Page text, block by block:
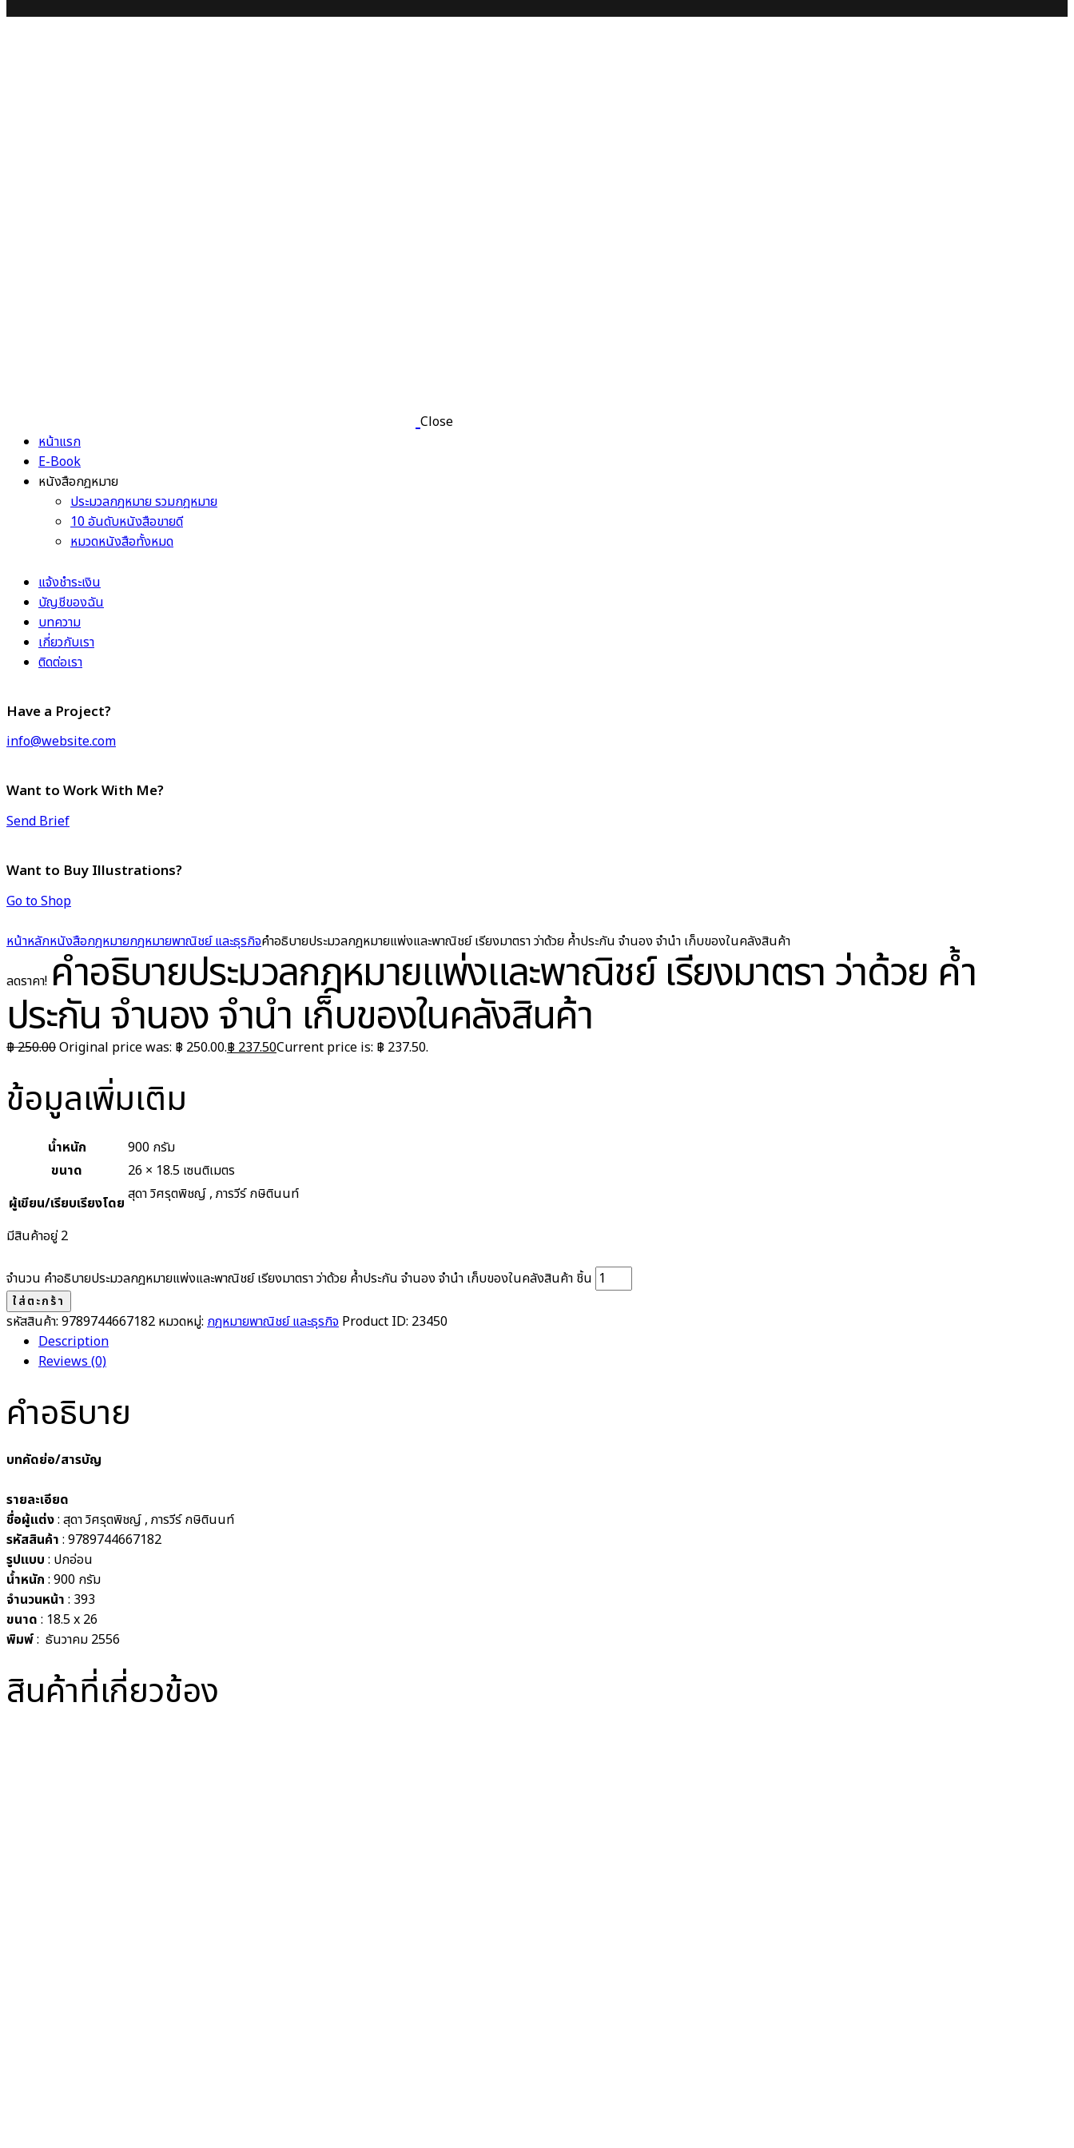
Close
หน้าแรก
E-Book
หนังสือกฎหมาย
ประมวลกฎหมาย รวมกฎหมาย
10 อันดับหนังสือขายดี
หมวดหนังสือทั้งหมด
แจ้งชำระเงิน
บัญชีของฉัน
บทความ
เกี่ยวกับเรา
ติดต่อเรา
Have a Project?
info@website.com
Want to Work With Me?
Send Brief
Want to Buy Illustrations?
Go to Shop
หน้าหลักหนังสือกฎหมายกฎหมายพาณิชย์ และธุรกิจคำอธิบายประมวลกฎหมายแพ่งและพาณิชย์ เรียงมาตรา ว่าด้วย ค้ำประกัน จำนอง จำนำ เก็บของในคลังสินค้า
ลดราคา! คำอธิบายประมวลกฎหมายแพ่งและพาณิชย์ เรียงมาตรา ว่าด้วย ค้ำ
ประกัน จำนอง จำนำ เก็บของในคลังสินค้า
฿250.00Original price was: ฿ 250.00.฿ 237.50Current price is: ฿ 237.50.
ข้อมูลเพิ่มเติม
น้ำหนัก
900 กรัม
ขนาด
26 × 18.5 เซนติเมตร
ผู้เขียน/เรียบเรียงโดย สุดา วิศรุตพิชญ์ , ภารวีร์ กษิตินนท์
มีสินค้าอยู่ 2
จำนวน คำอธิบายประมวลกฎหมายแพ่งและพาณิชย์ เรียงมาตรา ว่าด้วย ค้ำประกัน จำนอง จำนำ เก็บของในคลังสินค้า ชิ้น
ใส่ตะกร้า
รหัสสินค้า: 9789744667182 หมวดหมู่: กฎหมายพาณิชย์ และธุรกิจ Product ID: 23450
Description
Reviews (0)
คำอธิบาย
บทคัดย่อ/สารบัญ
รายละเอียด
ชื่อผู้แต่ง: สุดา วิศรุตพิชญ์ , ภารวีร์ กษิตินนท์
รหัสสินค้า : 9789744667182
รูปแบบ : ปกอ่อน
น้ำหนัก : 900 กรัม
จำนวนหน้า : 393
ขนาด : 18.5 x 26
พิมพ์: ธันวาคม 2556
สินค้าที่เกี่ยวข้อง